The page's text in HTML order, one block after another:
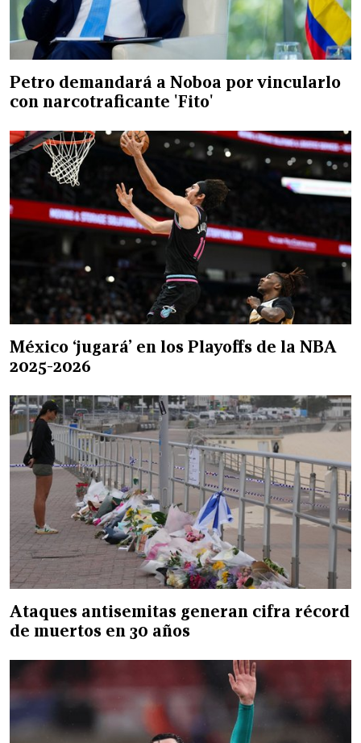
Petro demandará a Noboa por vincularlo
con narcotraficante 'Fito'
México ‘jugará’ en los Playoffs de la NBA
2025-2026
Ataques antisemitas generan cifra récord
de muertos en 30 años